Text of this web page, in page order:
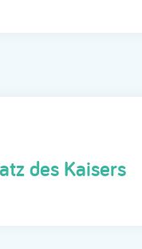
des Kaisers